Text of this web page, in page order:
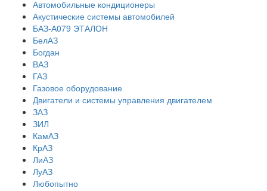
Автомобильные кондиционеры
Акустические системы автомобилей
БАЗ-А079 ЭТАЛОН
БелАЗ
Богдан
ВАЗ
ГАЗ
Газовое оборудование
Двигатели и системы управления двигателем
ЗАЗ
ЗИЛ
КамАЗ
КрАЗ
ЛиАЗ
ЛуАЗ
Любопытно